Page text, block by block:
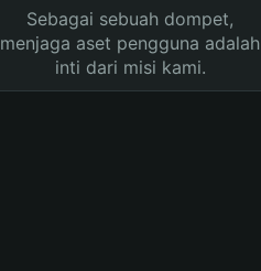
Sebagai sebuah dompet,
menjaga aset pengguna adalah
inti dari misi kami.